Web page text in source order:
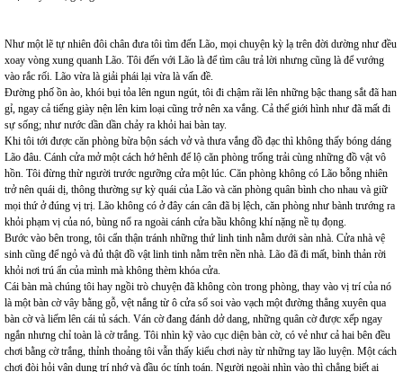
Như một lẽ tự nhiên đôi chân đưa tôi tìm đến Lão, mọi chuyện kỳ lạ trên đời dường như đều
xoay vòng xung quanh Lão. Tôi đến với Lão là để tìm câu trả lời nhưng cũng là để vướng
vào rắc rối. Lão vừa là giải phái lại vừa là vấn đề.
Đường phố ồn ào, khói bụi tỏa lên ngun ngút, tôi đi chậm rãi lên những bậc thang sắt đã han
gỉ, ngay cả tiếng giày nện lên kim loại cũng trở nên xa vắng. Cả thế giới hình như đã mất đi
sự sống; như nước dần dần chảy ra khỏi hai bàn tay.
Khi tôi tới được căn phòng bừa bộn sách vở và thưa vắng đồ đạc thì không thấy bóng dáng
Lão đâu. Cánh cửa mở một cách hớ hênh để lộ căn phòng trống trải cùng những đồ vật vô
hồn. Tôi đừng thừ người trước ngưỡng cửa một lúc. Căn phòng không có Lão bỗng nhiên
trở nên quái dị, thông thường sự kỳ quái của Lão và căn phòng quân bình cho nhau và giữ
mọi thứ ở đúng vị trị. Lão không có ở đây cán cân đã bị lệch, căn phòng như bành trướng ra
khỏi phạm vị của nó, bùng nổ ra ngoài cánh cửa bầu không khí nặng nề tụ đọng.
Bước vào bên trong, tôi cẩn thận tránh những thứ linh tinh nằm dưới sàn nhà. Cửa nhà vệ
sinh cũng để ngỏ và đủ thật đồ vật linh tinh nằm trên nền nhà. Lão đã đi mất, bình thản rời
khỏi nơi trú ẩn của mình mà không thèm khóa cửa.
Cái bàn mà chúng tôi hay ngồi trò chuyện đã không còn trong phòng, thay vào vị trí của nó
là một bàn cờ vây bằng gỗ, vệt nắng từ ô cửa sổ soi vào vạch một đường thẳng xuyên qua
bàn cờ và liếm lên cái tủ sách. Ván cờ đang đánh dở dang, những quân cờ được xếp ngay
ngắn nhưng chỉ toàn là cờ trắng. Tôi nhìn kỹ vào cục diện bàn cờ, có vẻ như cả hai bên đều
chơi bằng cờ trắng, thỉnh thoảng tôi vẫn thấy kiểu chơi này từ những tay lão luyện. Một cách
chơi đòi hỏi vận dụng trí nhớ và đầu óc tính toán. Người ngoài nhìn vào thì chẳng biết ai